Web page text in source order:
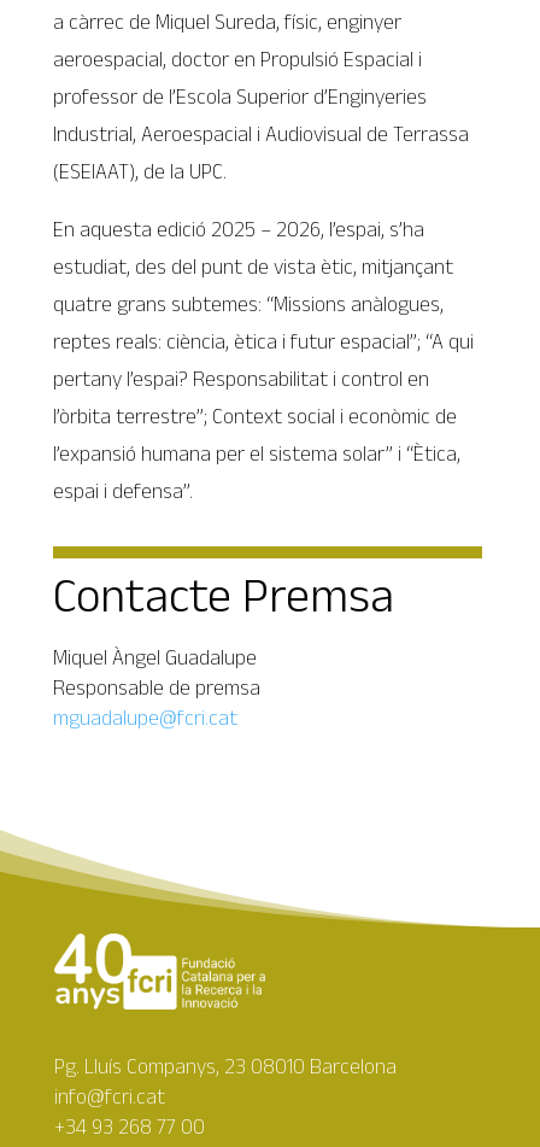
a càrrec de Miquel Sureda, físic, enginyer
aeroespacial, doctor en Propulsió Espacial i
professor de l’Escola Superior d’Enginyeries
Industrial, Aeroespacial i Audiovisual de Terrassa
(ESEIAAT), de la UPC.
En aquesta edició 2025 – 2026, l’espai, s’ha
estudiat, des del punt de vista ètic, mitjançant
quatre grans subtemes: “Missions anàlogues,
reptes reals: ciència, ètica i futur espacial”; “A qui
pertany l’espai? Responsabilitat i control en
l’òrbita terrestre”; Context social i econòmic de
l’expansió humana per el sistema solar” i “Ètica,
espai i defensa”.
Contacte Premsa
Miquel Àngel Guadalupe
Responsable de premsa
mguadalupe@fcri.cat
Pg. Lluís Companys, 23 08010 Barcelona
info@fcri.cat
+34 93 268 77 00